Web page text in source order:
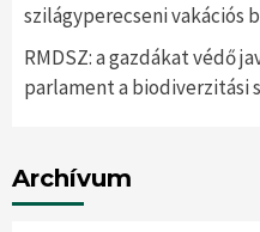
szilágyperecseni vakációs
RMDSZ: a gazdákat védő
parlament a biodiverzitási
Archívum